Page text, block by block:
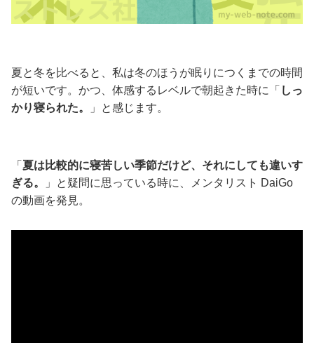
夏と冬を比べると、私は冬のほうが眠りにつくまでの時間
が短いです。かつ、体感するレベルで朝起きた時に「 しっ
かり寝られた。
」と感じます。
「 夏は比較的に寝苦しい季節だけど、それにしても違いす
ぎる。
」と疑問に思っている時に、メンタリスト DaiGo
の動画を発見。